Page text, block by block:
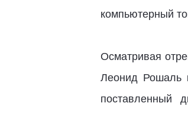
компьютерный
Осматривая
Леонид Рошаль
поставленный